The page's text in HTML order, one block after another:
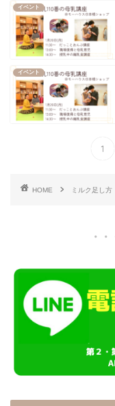
イベント
イベント
1
HOME ミルク足し方